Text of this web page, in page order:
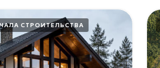
СТРОИТЕЛЬСТВА